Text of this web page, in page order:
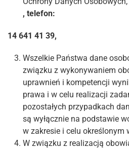
, telefon:
14 641 41 39,
Wszelkie Państwa dane
związku z wykonywaniem
uprawnień i kompetencji
prawa i w celu realizacji
pozostałych przypadkach
są wyłącznie na podstawie
w zakresie i celu określonym
W związku z realizacją